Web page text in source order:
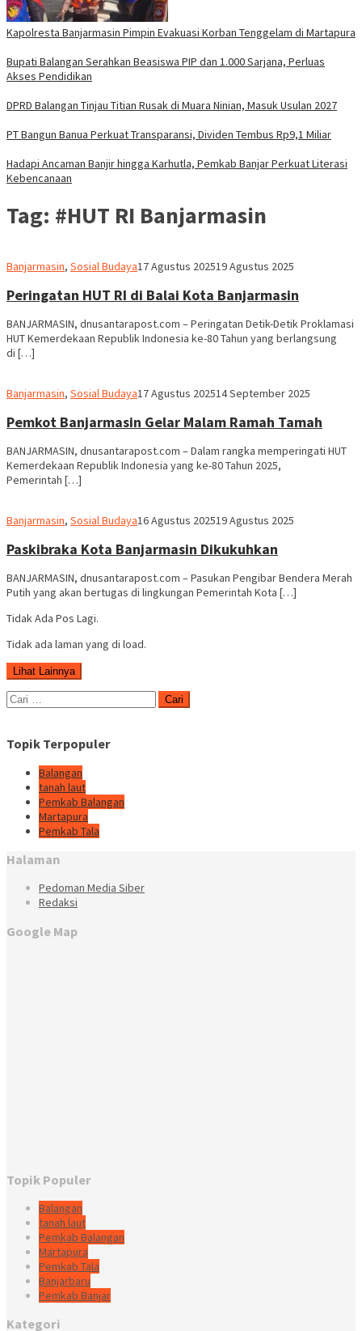
Kapolresta Banjarmasin Pimpin Evakuasi Korban Tenggelam di Martapura
Bupati Balangan Serahkan Beasiswa PIP dan 1.000 Sarjana, Perluas
Akses Pendidikan
DPRD Balangan Tinjau Titian Rusak di Muara Ninian, Masuk Usulan 2027
PT Bangun Banua Perkuat Transparansi, Dividen Tembus Rp9,1 Miliar
Hadapi Ancaman Banjir hingga Karhutla, Pemkab Banjar Perkuat Literasi
Kebencanaan
Tag: #HUT RI Banjarmasin
Banjarmasin, Sosial BudayaRedaksi
17 Agustus 202519 Agustus 2025
Peringatan HUT RI di Balai Kota Banjarmasin
BANJARMASIN, dnusantarapost.com – Peringatan Detik-Detik Proklamasi
HUT Kemerdekaan Republik Indonesia ke-80 Tahun yang berlangsung
di […]
Banjarmasin, Sosial BudayaRedaksi
17 Agustus 202514 September 2025
Pemkot Banjarmasin Gelar Malam Ramah Tamah
BANJARMASIN, dnusantarapost.com – Dalam rangka memperingati HUT
Kemerdekaan Republik Indonesia yang ke-80 Tahun 2025,
Pemerintah […]
Banjarmasin, Sosial BudayaRedaksi
16 Agustus 202519 Agustus 2025
Paskibraka Kota Banjarmasin Dikukuhkan
BANJARMASIN, dnusantarapost.com – Pasukan Pengibar Bendera Merah
Putih yang akan bertugas di lingkungan Pemerintah Kota […]
Tidak Ada Pos Lagi.
Tidak ada laman yang di load.
Lihat Lainnya
Cari
untuk:
Topik Terpopuler
Balangan
tanah laut
Pemkab Balangan
Martapura
Pemkab Tala
Halaman
Pedoman Media Siber
Redaksi
Google Map
Topik Populer
Balangan
tanah laut
Pemkab Balangan
Martapura
Pemkab Tala
Banjarbaru
Pemkab Banjar
Kategori